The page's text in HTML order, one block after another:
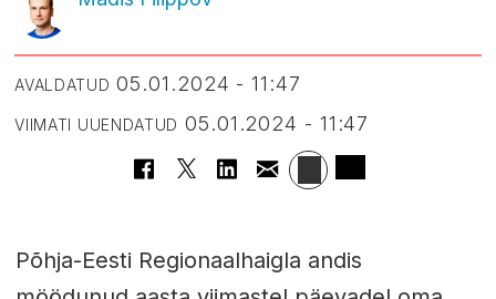
AVALDATUD 05.01.2024 - 11:47
VIIMATI UUENDATUD 05.01.2024 - 11:47
Põhja-Eesti Regionaalhaigla andis